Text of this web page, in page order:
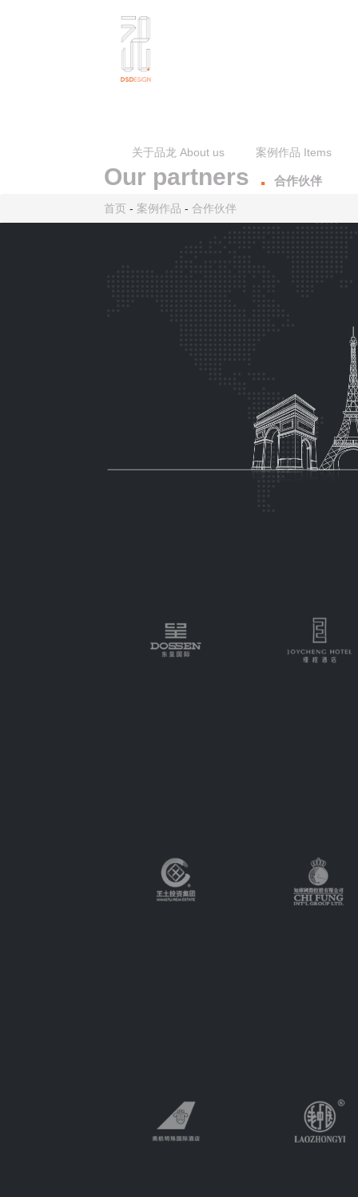
关于品龙 About us 案例作品 Items
Our partners . 合作伙伴
首页 - 案例作品 - 合作伙伴